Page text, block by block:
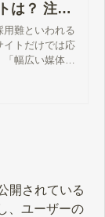
は？ 注意
ントを解
用難といわれる
イトだけでは応
「幅広い媒体で
れど、採用コ
“ソーシャルリ
ります。この記
活用のメリット
イントについて
開されている
、ユーザーの